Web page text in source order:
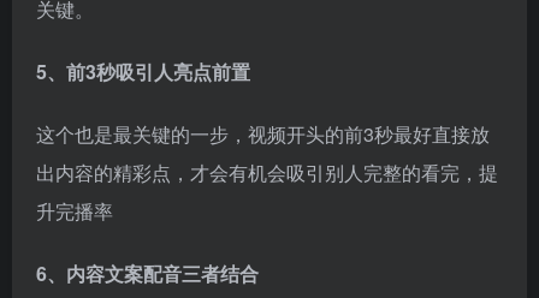
6、内容文案配音三者结合
剪辑几次后就要养成自己的剪辑手法，特别是后期，一
音、变速、滤镜、瘦脸、裁剪、镜像、掐头去尾砍中
间，，但我们要想路走得远，跑得久，最后还是得回归
（二）剪映工具技巧